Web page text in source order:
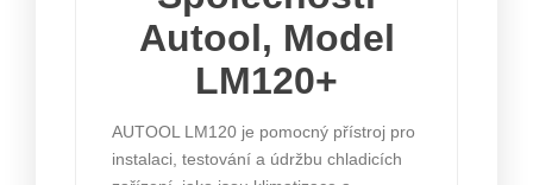
Autool, Model
LM120+
AUTOOL LM120 je pomocný přístroj pro
instalaci, testování a údržbu chladicích